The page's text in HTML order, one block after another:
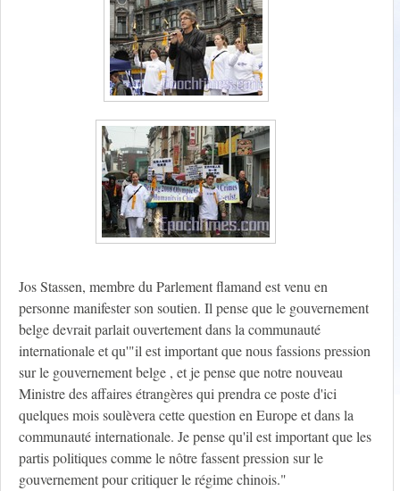
Jos Stassen, membre du Parlement flamand est venu en
personne manifester son soutien. Il pense que le gouvernement
belge devrait parlait ouvertement dans la communauté
internationale et qu'"il est important que nous fassions pression
sur le gouvernement belge , et je pense que notre nouveau
Ministre des affaires étrangères qui prendra ce poste d'ici
quelques mois soulèvera cette question en Europe et dans la
communauté internationale. Je pense qu'il est important que les
partis politiques comme le nôtre fassent pression sur le
gouvernement pour critiquer le régime chinois."